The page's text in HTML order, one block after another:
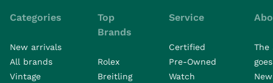
Categories
New arrivals
All brands
Vintage
Top
Brands
Rolex
Breitling
Service
Certified
Pre-Owned
Watch
The